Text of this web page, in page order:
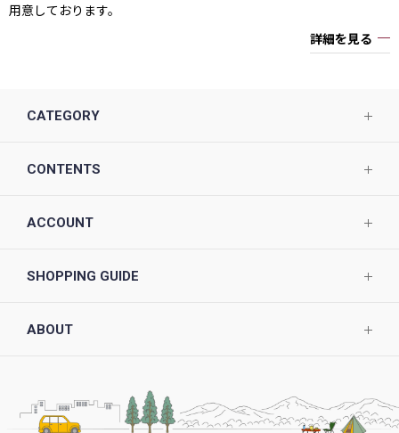
用意しております。
詳細を見る
CATEGORY
CONTENTS
ACCOUNT
SHOPPING GUIDE
ABOUT